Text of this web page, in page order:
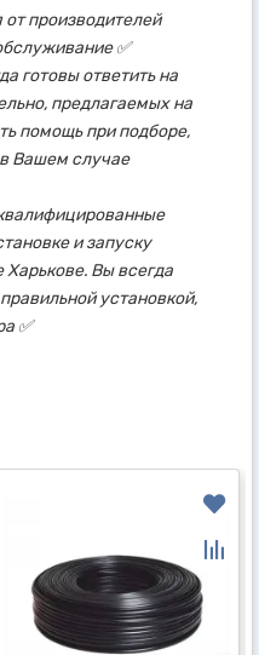
производителей
✅
готовы ответить на
предлагаемых на
помощь при подборе,
Вашем случае
и запуску
Харькове. Вы всегда
установкой,
✅